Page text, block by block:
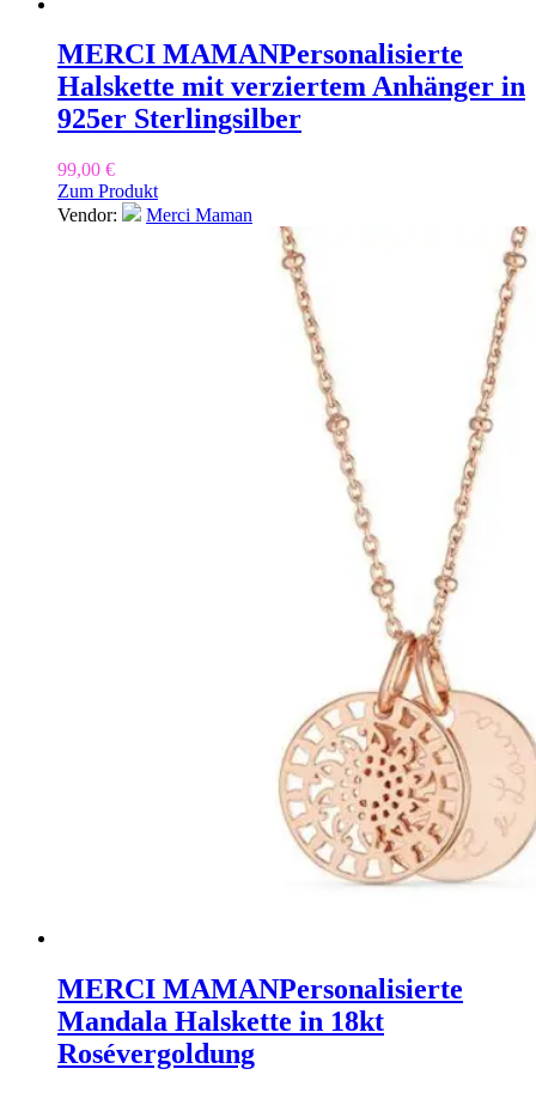
MERCI MAMANPersonalisierte
Halskette mit verziertem Anhänger in
925er Sterlingsilber
99,00 €
Zum Produkt
Vendor:
Merci Maman
MERCI MAMANPersonalisierte
Mandala Halskette in 18kt
Rosévergoldung